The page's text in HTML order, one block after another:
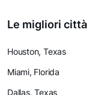
Le migliori città
Houston, Texas
Miami, Florida
Dallas, Texas